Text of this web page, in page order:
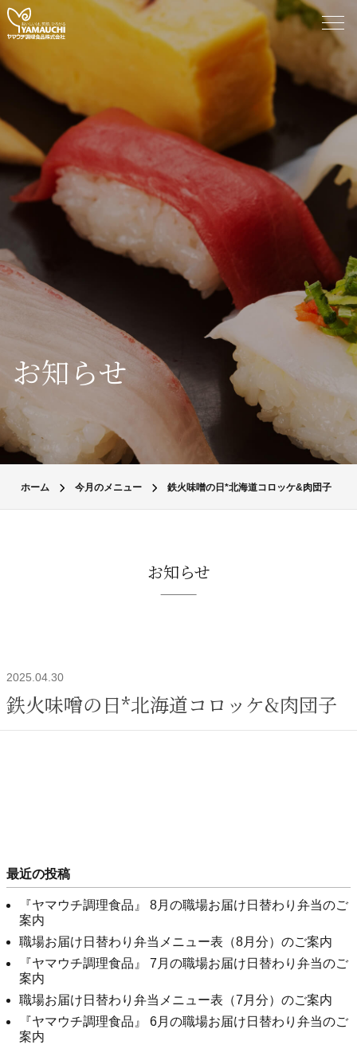
お知らせ
ホーム 今月のメニュー 鉄火味噌の日*北海道コロッケ&肉団子
お知らせ
2025.04.30
鉄火味噌の日*北海道コロッケ&肉団子
最近の投稿
『ヤマウチ調理食品』 8月の職場お届け日替わり弁当のご
案内
職場お届け日替わり弁当メニュー表（8月分）のご案内
『ヤマウチ調理食品』 7月の職場お届け日替わり弁当のご
案内
職場お届け日替わり弁当メニュー表（7月分）のご案内
『ヤマウチ調理食品』 6月の職場お届け日替わり弁当のご
案内